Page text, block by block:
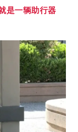
是一辆助行器